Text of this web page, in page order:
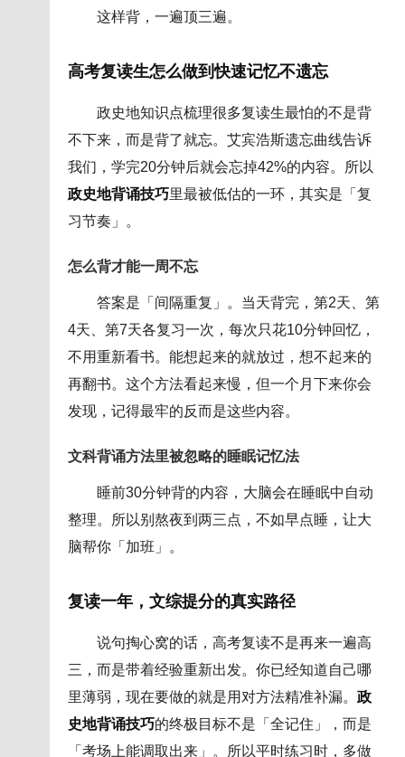
这样背，一遍顶三遍。
高考复读生怎么做到快速记忆不遗忘
政史地知识点梳理很多复读生最怕的不是背
不下来，而是背了就忘。艾宾浩斯遗忘曲线告诉
我们，学完20分钟后就会忘掉42%的内容。所以
政史地背诵技巧里最被低估的一环，其实是「复
习节奏」。
怎么背才能一周不忘
答案是「间隔重复」。当天背完，第2天、第
4天、第7天各复习一次，每次只花10分钟回忆，
不用重新看书。能想起来的就放过，想不起来的
再翻书。这个方法看起来慢，但一个月下来你会
发现，记得最牢的反而是这些内容。
文科背诵方法里被忽略的睡眠记忆法
睡前30分钟背的内容，大脑会在睡眠中自动
整理。所以别熬夜到两三点，不如早点睡，让大
脑帮你「加班」。
复读一年，文综提分的真实路径
说句掏心窝的话，高考复读不是再来一遍高
三，而是带着经验重新出发。你已经知道自己哪
里薄弱，现在要做的就是用对方法精准补漏。 政
史地背诵技巧的终极目标不是「全记住」，而是
「考场上能调取出来」。所以平时练习时，多做